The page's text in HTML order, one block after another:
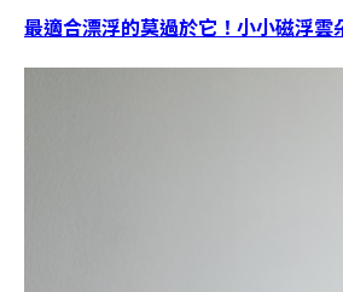
最適合漂浮的莫過於它！小小磁浮